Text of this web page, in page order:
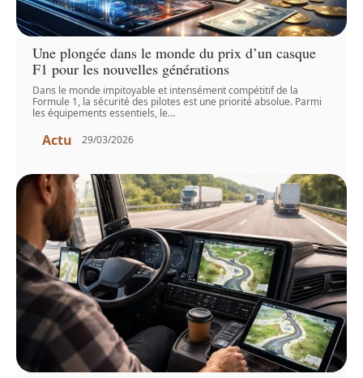
Une plongée dans le monde du prix d’un casque
F1 pour les nouvelles générations
Dans le monde impitoyable et intensément compétitif de la
Formule 1, la sécurité des pilotes est une priorité absolue. Parmi
les équipements essentiels, le…
Actu 29/03/2026